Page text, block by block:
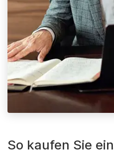
So kaufen Sie